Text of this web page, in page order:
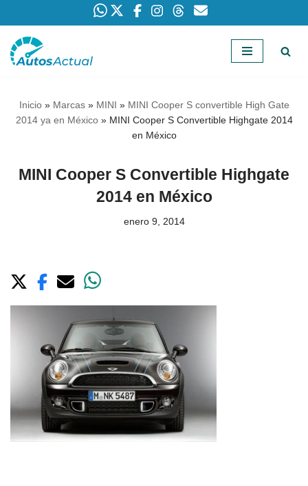
Saltar
Inicio» Marcas» MINI » MINI Cooper S convertible High Gate
2014 ya en México» MINI Cooper S Convertible Highgate 2014
en México
MINI Cooper S Convertible Highgate
2014 en México
enero 9, 2014